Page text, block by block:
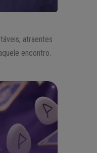
atraentes
encontro.